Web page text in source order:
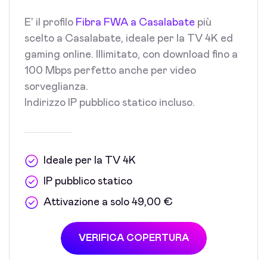
E' il profilo Fibra FWA a Casalabate più
scelto a Casalabate, ideale per la TV 4K ed
gaming online. Illimitato, con download fino a
100 Mbps perfetto anche per video
sorveglianza.
Indirizzo IP pubblico statico incluso.
Ideale per la TV 4K
IP pubblico statico
Attivazione a solo 49,00 €
VERIFICA COPERTURA